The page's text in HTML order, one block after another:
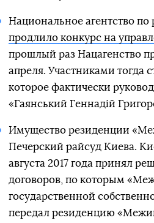
Национальное агентство
продлило конкурс на
прошлый раз Нацагенство
апреля. Участниками
которое фактически
«Гаянський Геннадій
Имущество резиденции
Печерский райсуд Киева.
августа 2017 года принял
договоров, по которым
государственной
передал резиденцию